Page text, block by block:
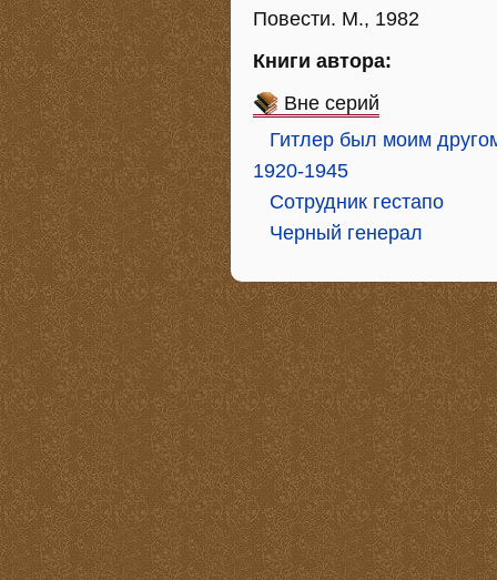
Повести. М., 1982
Книги автора:
Вне серий
Гитлер был моим
1920-1945
Сотрудник гестапо
Черный генерал